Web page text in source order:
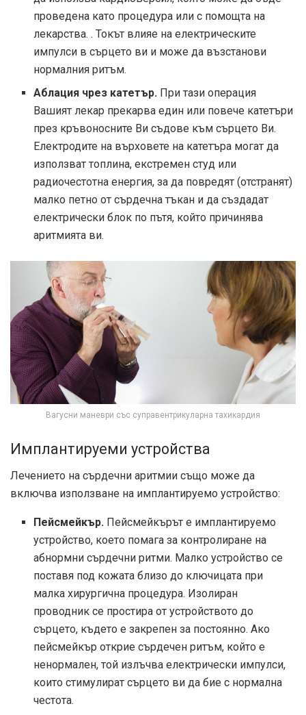
проведена като процедура или с помощта на
лекарства. . Токът влияе на електрическите
импулси в сърцето ви и може да възстанови
нормалния ритъм.
Аблация чрез катетър. При тази операция
Вашият лекар прекарва един или повече катетъри
през кръвоносните Ви съдове към сърцето Ви.
Електродите на върховете на катетъра могат да
използват топлина, екстремен студ или
радиочестотна енергия, за да повредят (отстранят)
малко петно ​​от сърдечна тъкан и да създадат
електрически блок по пътя, който причинява
аритмията ви.
Вагусни маневри със суправентрикуларна тахикардия
Имплантируеми устройства
Лечението на сърдечни аритмии също може да
включва използване на имплантируемо устройство:
Пейсмейкър. Пейсмейкърът е имплантируемо
устройство, което помага за контролиране на
абнормни сърдечни ритми. Малко устройство се
поставя под кожата близо до ключицата при
малка хирургична процедура. Изолиран
проводник се простира от устройството до
сърцето, където е закрепен за постоянно. Ако
пейсмейкър открие сърдечен ритъм, който е
ненормален, той излъчва електрически импулси,
които стимулират сърцето ви да бие с нормална
честота.